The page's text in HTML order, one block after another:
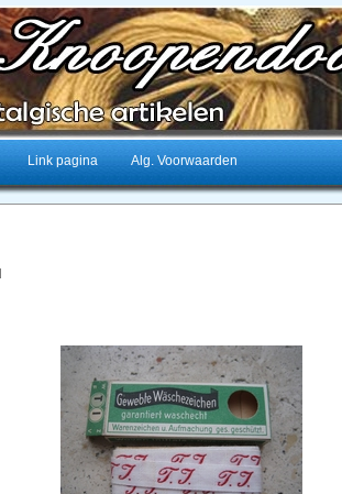
Link pagina Alg. Voorwaarden